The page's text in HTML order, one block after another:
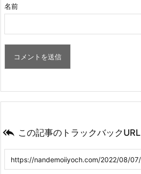
名前
 この記事のトラックバックURL